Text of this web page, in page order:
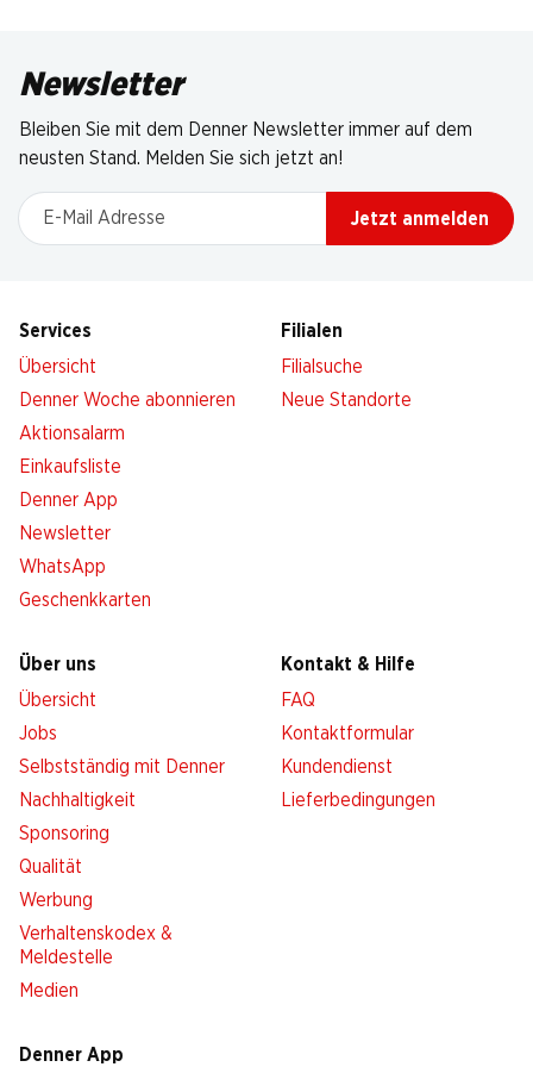
Newsletter
Bleiben Sie mit dem Denner Newsletter immer auf dem
neusten Stand. Melden Sie sich jetzt an!
E-Mail Adresse
Jetzt anmelden
Services
Übersicht
Denner Woche abonnieren
Aktionsalarm
Einkaufsliste
Denner App
Newsletter
WhatsApp
Geschenkkarten
Filialen
Filialsuche
Neue Standorte
Über uns
Übersicht
Jobs
Selbstständig mit Denner
Nachhaltigkeit
Sponsoring
Qualität
Werbung
Verhaltenskodex &
Meldestelle
Medien
Kontakt & Hilfe
FAQ
Kontaktformular
Kundendienst
Lieferbedingungen
Denner App